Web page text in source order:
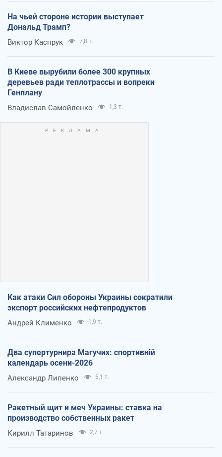
На чьей стороне истории выступает
Дональд Трамп?
Виктор Каспрук 7,8 т.
В Киеве вырубили более 300 крупных
деревьев ради теплотрассы и вопреки
Генплану
Владислав Самойленко 1,3 т.
Как атаки Сил обороны Украины сократили
экспорт российских нефтепродуктов
Андрей Клименко 1,9 т.
Два супертурнира Магучих: спортивній
календарь осени-2026
Александр Липенко 5,1 т.
Ракетный щит и меч Украины: ставка на
производство собственных ракет
Кирилл Татаринов 2,7 т.